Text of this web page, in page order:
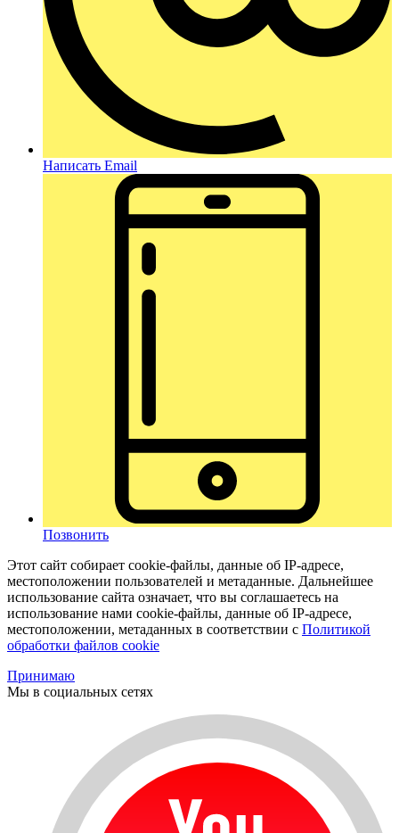
Написать Email
Позвонить
Этот сайт собирает cookie-файлы, данные об IP-адресе,
местоположении пользователей и метаданные. Дальнейшее
использование сайта означает, что вы соглашаетесь на
использование нами cookie-файлы, данные об IP-адресе,
местоположении, метаданных в соответствии с Политикой
обработки файлов cookie
Принимаю
Мы в социальных сетях